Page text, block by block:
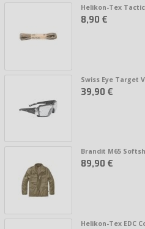
Helikon-Tex
8,90 €
Swiss Eye Target
39,90 €
Brandit M65
89,90 €
Helikon-Tex EDC